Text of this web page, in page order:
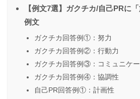
【例文7選】ガクチカ/自己PRに
例文
ガクチカ回答例①：努力
ガクチカ回答例②：行動力
ガクチカ回答例③：コミュニケ
ガクチカ回答例④：協調性
自己PR回答例①：計画性